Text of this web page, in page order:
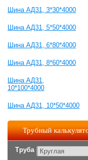
Шина АД31, 3*30*4000
Шина АД31, 5*50*4000
Шина АД31, 6*80*4000
Шина АД31, 8*60*4000
Шина АД31,
10*100*4000
Шина АД31, 10*50*4000
Трубный
Труба